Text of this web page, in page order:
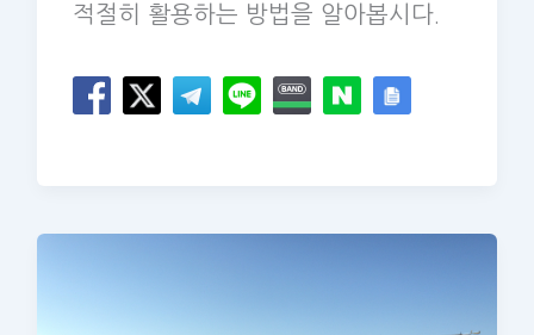
적절히 활용하는 방법을 알아봅시다.